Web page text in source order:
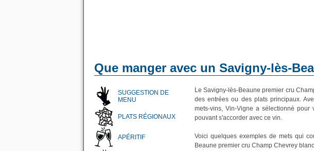
Que manger avec un Savigny-lès-
SUGGESTION DE
MENU
PLATS RÉGIONAUX
APÉRITIF
Le Savigny-lès-Beaune premier cru
des entrées ou des plats principaux.
mets-vins, Vin-Vigne a sélectionné
pouvant s'accorder avec ce vin.
Voici quelques exemples de mets qui
Beaune premier cru Champ Chevrey